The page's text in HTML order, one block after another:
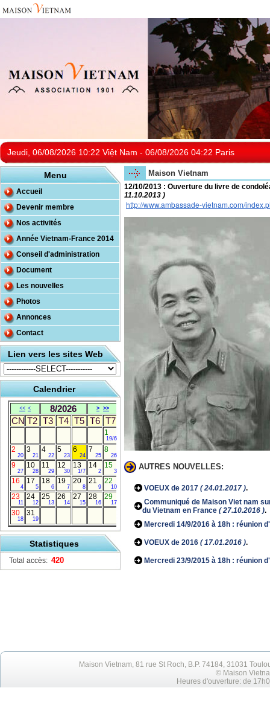
Jeudi, 06/08/2026 10:22 Việt Nam - 06/08/2026 04:22 Paris
Menu
Accueil
Devenir membre
Nos activités
Année Vietnam-France 2014
Conseil d'administration
Document
Les nouvelles
Photos
Annonces
Contact
Lien vers les sites Web
Calendrier
<< < 8/2026 > >>
CN T2 T3 T4 T5 T6 T7
1
19/6
2
20
3
21
4
22
5
23
6
24
7
25
8
26
9
27
10
28
11
29
12
30
13
1/7
14
2
15
3
16
4
17
5
18
6
19
7
20
8
21
9
22
10
23
11
24
12
25
13
26
14
27
15
28
16
29
17
30
18
31
19
Statistiques
Total accès: 420
Maison Vietnam
12/10/2013 : Ouverture du livre de
11.10.2013 )
http://www.ambassade-vietnam.com/
AUTRES NOUVELLES:
VOEUX de 2017 ( 24.01.2017 ).
Communiqué de Maison Viet nam
du Vietnam en France ( 27.10.2016 ).
Mercredi 14/9/2016 à 18h : réunion
VOEUX de 2016 ( 17.01.2016 ).
Mercredi 23/9/2015 à 18h : réunion
Maison Vietnam, 81 rue St Roch, B.P. 74184, 31031
© Maison
Heures d'ouverture: de